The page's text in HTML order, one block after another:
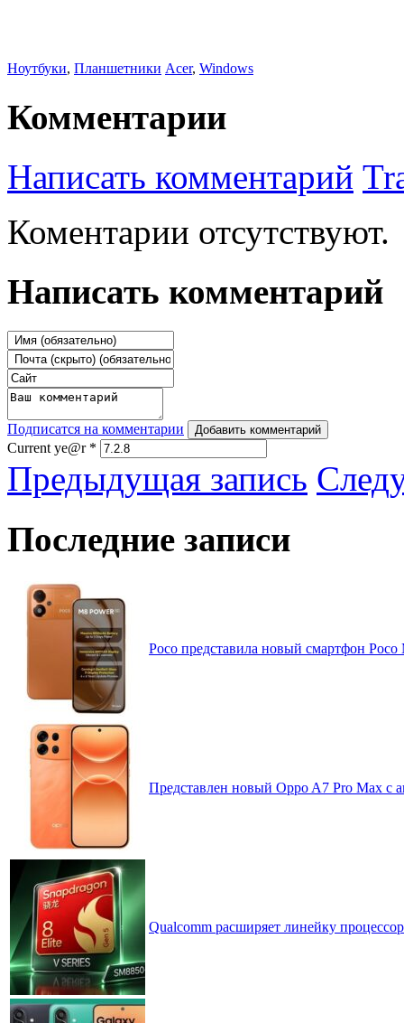
Ноутбуки, Планшетники Acer, Windows
Комментарии
Написать комментарий
Коментарии отсутствуют.
Написать комментарий
Подписатся на комментарии Добавить комментарий
Current ye@r *
Предыдущая запись
Последние записи
Poco представила новый смартфон
Представлен новый Oppo A7 Pro Max с
Qualcomm расширяет линейку